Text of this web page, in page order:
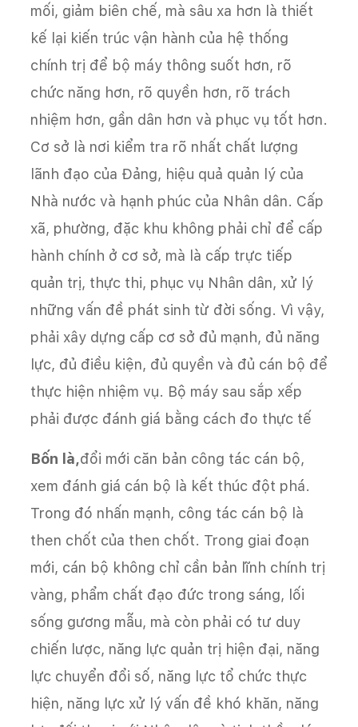
mối, giảm biên chế, mà sâu xa hơn là thiết
kế lại kiến trúc vận hành của hệ thống
chính trị để bộ máy thông suốt hơn, rõ
chức năng hơn, rõ quyền hơn, rõ trách
nhiệm hơn, gần dân hơn và phục vụ tốt hơn.
Cơ sở là nơi kiểm tra rõ nhất chất lượng
lãnh đạo của Đảng, hiệu quả quản lý của
Nhà nước và hạnh phúc của Nhân dân. Cấp
xã, phường, đặc khu không phải chỉ để cấp
hành chính ở cơ sở, mà là cấp trực tiếp
quản trị, thực thi, phục vụ Nhân dân, xử lý
những vấn đề phát sinh từ đời sống. Vì vậy,
phải xây dựng cấp cơ sở đủ mạnh, đủ năng
lực, đủ điều kiện, đủ quyền và đủ cán bộ để
thực hiện nhiệm vụ. Bộ máy sau sắp xếp
phải được đánh giá bằng cách đo thực tế
Bốn là,đổi mới căn bản công tác cán bộ,
xem đánh giá cán bộ là kết thúc đột phá.
Trong đó nhấn mạnh, công tác cán bộ là
then chốt của then chốt. Trong giai đoạn
mới, cán bộ không chỉ cần bản lĩnh chính trị
vàng, phẩm chất đạo đức trong sáng, lối
sống gương mẫu, mà còn phải có tư duy
chiến lược, năng lực quản trị hiện đại, năng
lực chuyển đổi số, năng lực tổ chức thực
hiện, năng lực xử lý vấn đề khó khăn, năng